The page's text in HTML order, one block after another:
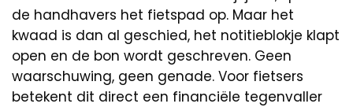
de handhavers het fietspad op. Maar het
kwaad is dan al geschied, het notitieblokje klapt
open en de bon wordt geschreven. Geen
waarschuwing, geen genade. Voor fietsers
betekent dit direct een financiële tegenvaller